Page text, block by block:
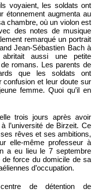
voyaient, les soldats ont
étonnement augmenta au
chambre, où un violon est
des notes de musique
remarqué un portrait
Jean-Sébastien Bach à
aussi une petite
romans. Les parents de
que les soldats ont
confusion et leur doute sur
femme. Quoi qu’il en
trois jours après avoir
l’université de Birzeit. Ce
rêves et ses ambitions,
elle-même professeur à
a eu lieu le 7 septembre
force du domicile de sa
d’occupation.
de détention de